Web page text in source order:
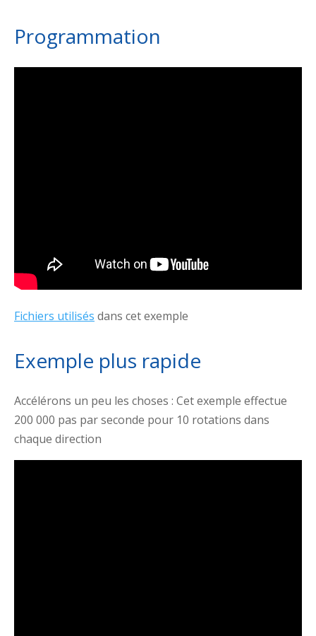
Programmation
Fichiers utilisés dans cet exemple
Exemple plus rapide
Accélérons un peu les choses : Cet exemple effectue
200 000 pas par seconde pour 10 rotations dans
chaque direction